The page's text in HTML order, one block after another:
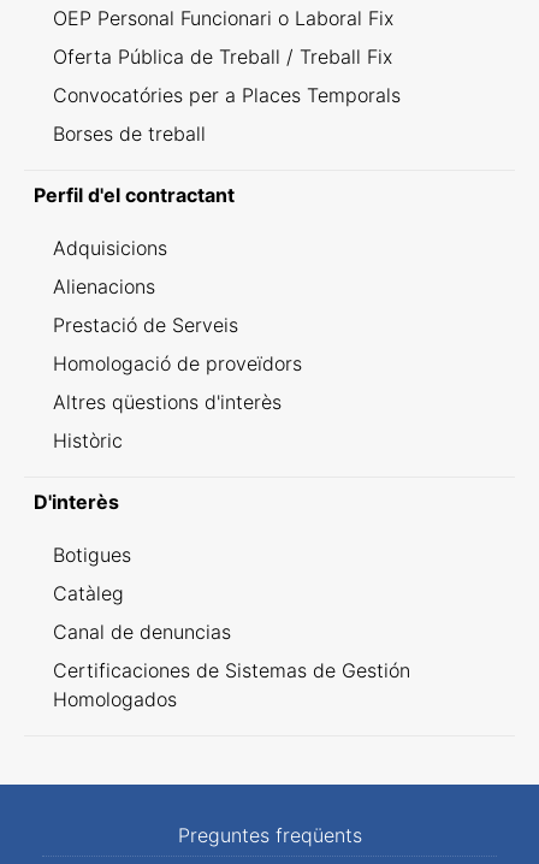
OEP Personal Funcionari o Laboral Fix
Oferta Pública de Treball / Treball Fix
Convocatóries per a Places Temporals
Borses de treball
Perfil d'el contractant
Adquisicions
Alienacions
Prestació de Serveis
Homologació de proveïdors
Altres qüestions d'interès
Històric
D'interès
Botigues
Catàleg
Canal de denuncias
Certificaciones de Sistemas de Gestión
Homologados
Preguntes freqüents